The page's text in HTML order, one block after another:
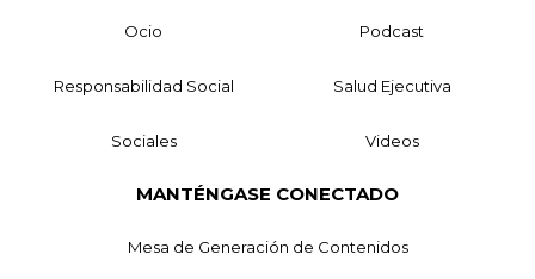
Ocio Podcast
Responsabilidad Social Salud Ejecutiva
Sociales Videos
MANTÉNGASE CONECTADO
Mesa de Generación de Contenidos